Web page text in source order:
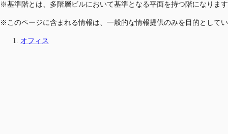
※基準階とは、多階層ビルにおいて基準となる平面を持つ階になりま
※このページに含まれる情報は、一般的な情報提供のみを目的として
オフィス